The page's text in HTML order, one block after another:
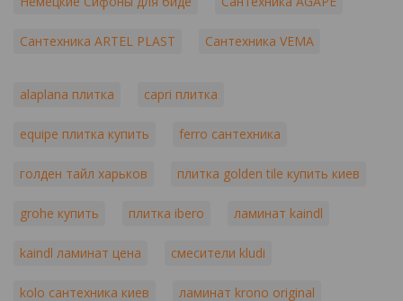
Сантехника ARTEL PLAST Сантехника VEMA
alaplana плитка capri плитка
equipe плитка купить ferro сантехника
голден тайл харьков плитка golden tile купить киев
grohe купить плитка ibero ламинат kaindl
kaindl ламинат цена смесители kludi
kolo сантехника киев ламинат krono original